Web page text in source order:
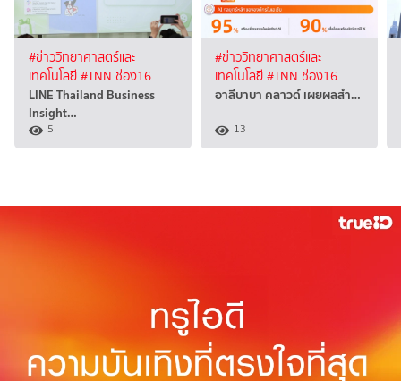
#ข่าววิทยาศาสตร์และ
เทคโนโลยี#TNN ช่อง16
LINE Thailand Business
Insight…
5
#ข่าววิทยาศาสตร์และ
เทคโนโลยี#TNN ช่อง16
อาลีบาบา คลาวด์ เผยผลสำ…
13